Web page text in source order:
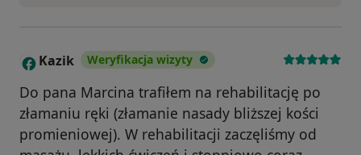
K Kazik Weryfikacja wizyty
Do pana Marcina trafiłem na rehabilitację po
złamaniu ręki (złamanie nasady bliższej kości
promieniowej). W rehabilitacji zaczęliśmy od